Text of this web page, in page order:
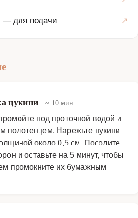
— для подачи
цукини ~ 10 мин
под проточной водой и
полотенцем. Нарежьте цукини
около 0,5 см. Посолите
и оставьте на 5 минут, чтобы
промокните их бумажным